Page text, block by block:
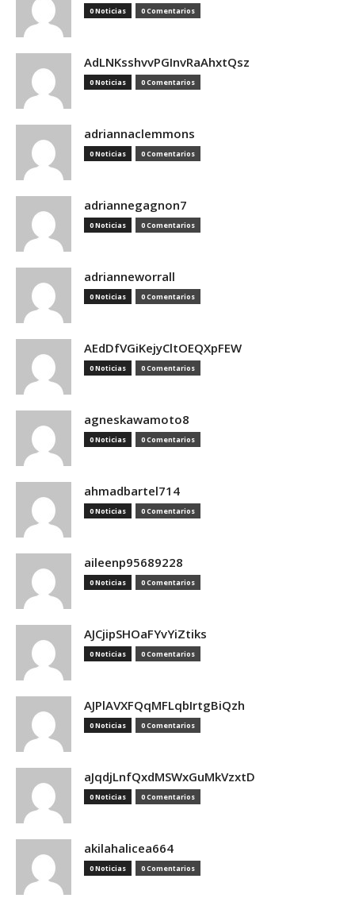
0 Noticias 0 Comentarios
AdLNKsshvvPGInvRaAhxtQsz
0 Noticias 0 Comentarios
adriannaclemmons
0 Noticias 0 Comentarios
adriannegagnon7
0 Noticias 0 Comentarios
adrianneworrall
0 Noticias 0 Comentarios
AEdDfVGiKejyCltOEQXpFEW
0 Noticias 0 Comentarios
agneskawamoto8
0 Noticias 0 Comentarios
ahmadbartel714
0 Noticias 0 Comentarios
aileenp95689228
0 Noticias 0 Comentarios
AJCjipSHOaFYvYiZtiks
0 Noticias 0 Comentarios
AJPlAVXFQqMFLqbIrtgBiQzh
0 Noticias 0 Comentarios
aJqdjLnfQxdMSWxGuMkVzxtD
0 Noticias 0 Comentarios
akilahalicea664
0 Noticias 0 Comentarios